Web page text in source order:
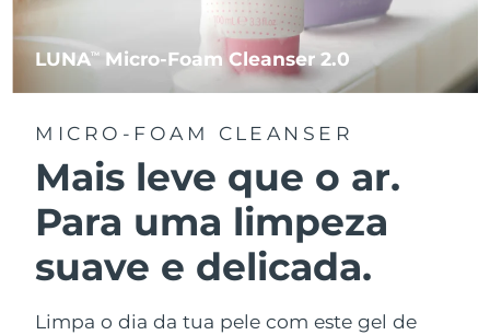
LUNATM Micro-Foam Cleanser 2.0
MICRO-FOAM CLEANSER
Mais leve que o ar.
Para uma limpeza
suave e delicada.
Limpa o dia da tua pele com este gel de